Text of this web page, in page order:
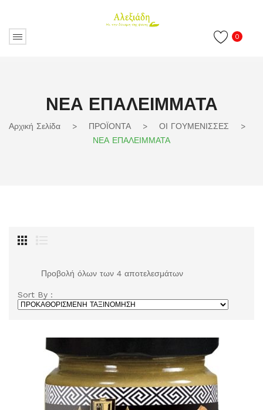
0
ΝΕΑ ΕΠΑΛΕΙΜΜΑΤΑ
Αρχική Σελίδα > ΠΡΟΪΟΝΤΑ > ΟΙ ΓΟΥΜΕΝΙΣΣΕΣ
>
ΝΕΑ ΕΠΑΛΕΙΜΜΑΤΑ
Προβολή όλων των 4 αποτελεσμάτων
Sort By :